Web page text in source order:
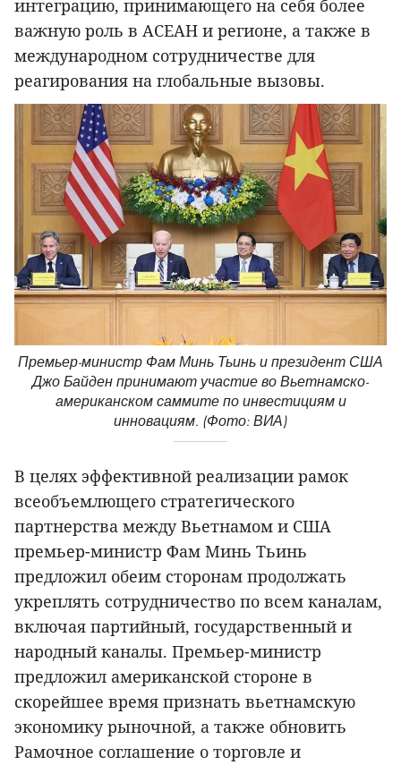
интеграцию, принимающего на себя более
важную роль в АСЕАН и регионе, а также в
международном сотрудничестве для
реагирования на глобальные вызовы.
Премьер-министр Фам Минь Тьинь и президент США
Джо Байден принимают участие во Вьетнамско-
американском саммите по инвестициям и
инновациям. (Фото: ВИА)
В целях эффективной реализации рамок
всеобъемлющего стратегического
партнерства между Вьетнамом и США
премьер-министр Фам Минь Тьинь
предложил обеим сторонам продолжать
укреплять сотрудничество по всем каналам,
включая партийный, государственный и
народный каналы. Премьер-министр
предложил американской стороне в
скорейшее время признать вьетнамскую
экономику рыночной, а также обновить
Рамочное соглашение о торговле и